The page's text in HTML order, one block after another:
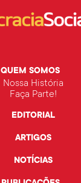
QUEM SOMOS
Nossa História
Faça Parte!
EDITORIAL
ARTIGOS
NOTÍCIAS